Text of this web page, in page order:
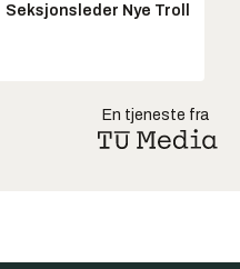
Seksjonsleder Nye Troll
En tjeneste fra